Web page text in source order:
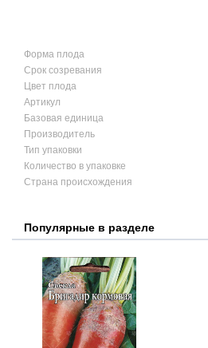
Форма плода
Срок созревания
Цвет плода
Артикул
Базовая единица
Производитель
Тип упаковки
Количество в упаковке
Страна происхождения
Популярные в разделе